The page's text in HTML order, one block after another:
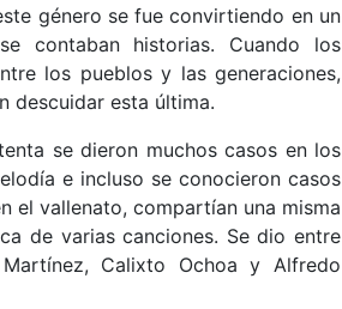
género se fue convirtiendo en un
contaban historias. Cuando los
los pueblos y las generaciones,
descuidar esta última.
se dieron muchos casos en los
e incluso se conocieron casos
el vallenato, compartían una misma
de varias canciones. Se dio entre
Calixto Ochoa y Alfredo